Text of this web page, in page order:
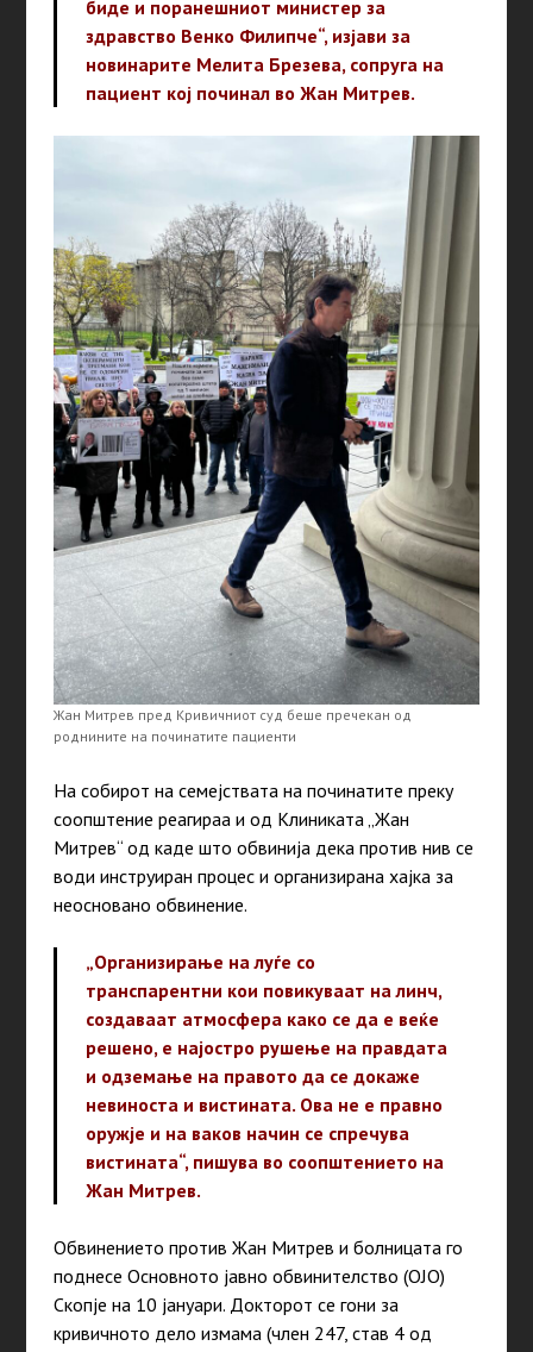
биде и поранешниот министер за
здравство Венко Филипче“, изјави за
новинарите Мелита Брезева, сопруга на
пациент кој починал во Жан Митрев.
Жан Митрев пред Кривичниот суд беше пречекан од
роднините на починатите пациенти
На собирот на семејствата на починатите преку
соопштение реагираа и од Клиниката „Жан
Митрев“ од каде што обвинија дека против нив се
води инструиран процес и организирана хајка за
неосновано обвинение.
„Организирање на луѓе со
транспарентни кои повикуваат на линч,
создаваат атмосфера како се да е веќе
решено, е најостро рушење на правдата
и одземање на правото да се докаже
невиноста и вистината. Ова не е правно
оружје и на ваков начин се спречува
вистината“, пишува во соопштението на
Жан Митрев.
Обвинението против Жан Митрев и болницата го
поднесе Основното јавно обвинителство (ОЈО)
Скопје на 10 јануари. Докторот се гони за
кривичното дело измама (член 247, став 4 од